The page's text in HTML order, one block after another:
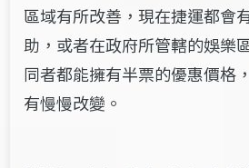
區域有所改善，現在捷運都會
助，或者在政府所管轄的娛樂
同者都能擁有半票的優惠價格
有慢慢改變。